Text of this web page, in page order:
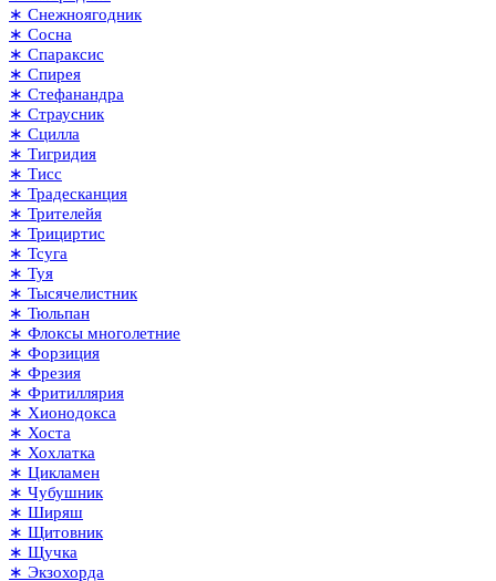
∗ Снежноягодник
∗ Сосна
∗ Спараксис
∗ Спирея
∗ Стефанандра
∗ Страусник
∗ Сцилла
∗ Тигридия
∗ Тисс
∗ Традесканция
∗ Трителейя
∗ Трициртис
∗ Тсуга
∗ Туя
∗ Тысячелистник
∗ Тюльпан
∗ Флоксы многолетние
∗ Форзиция
∗ Фрезия
∗ Фритиллярия
∗ Хионодокса
∗ Хоста
∗ Хохлатка
∗ Цикламен
∗ Чубушник
∗ Ширяш
∗ Щитовник
∗ Щучка
∗ Экзохорда